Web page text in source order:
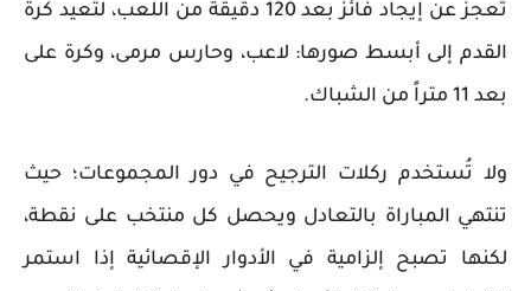
تعجز عن إيجاد فائز بعد 120 دقيقة من اللعب، لتعيد كرة
القدم إلى أبسط صورها: لاعب، وحارس مرمى، وكرة على
بعد 11 متراً من الشباك.
ولا تُستخدم ركلات الترجيح في دور المجموعات؛ حيث
تنتهي المباراة بالتعادل ويحصل كل منتخب على نقطة،
لكنها تصبح إلزامية في الأدوار الإقصائية إذا استمر